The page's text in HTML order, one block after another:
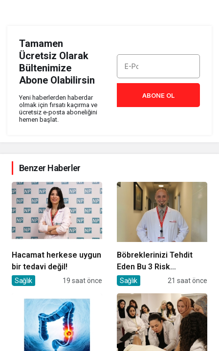
Tamamen
Ücretsiz Olarak
Bültenimize
Abone Olabilirsin
Yeni haberlerden haberdar
olmak için fırsatı kaçırma ve
ücretsiz e-posta aboneliğini
hemen başlat.
ABONE OL
Benzer Haberler
Hacamat herkese uygun
bir tedavi değil!
Sağlık 19 saat önce
Böbreklerinizi Tehdit
Eden Bu 3 Risk
Faktörüne Dikkat!
Sağlık 21 saat önce